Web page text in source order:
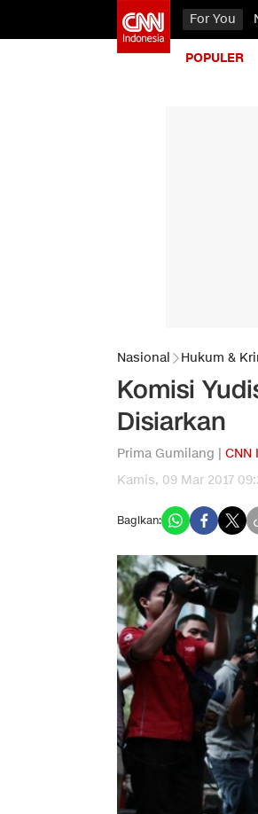
For You
POPULER
Nasional Hukum &
Komisi
Disiarkan
Prima Gumilang | CNN
Kamis, 09 Mar 2017
Bagikan: